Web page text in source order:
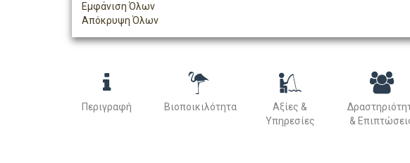
Εμφάνιση Όλων
Απόκρυψη Όλων
Περιγραφή Βιοποικιλότητα
Αξίες &
Υπηρεσίες
&